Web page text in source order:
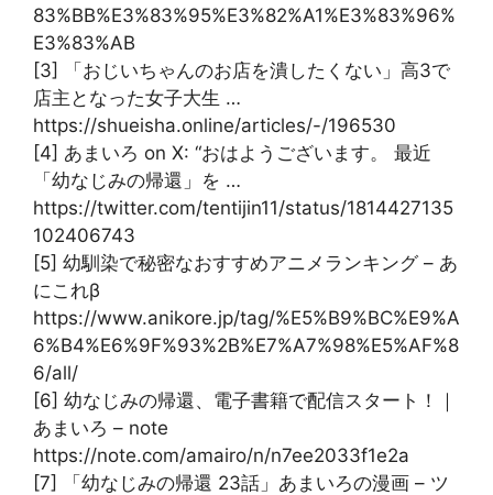
83%BB%E3%83%95%E3%82%A1%E3%83%96%
E3%83%AB
[3] 「おじいちゃんのお店を潰したくない」高3で
店主となった女子大生 …
https://shueisha.online/articles/-/196530
[4] あまいろ on X: “おはようございます。 最近
「幼なじみの帰還」を …
https://twitter.com/tentijin11/status/1814427135
102406743
[5] 幼馴染で秘密なおすすめアニメランキング – あ
にこれβ
https://www.anikore.jp/tag/%E5%B9%BC%E9%A
6%B4%E6%9F%93%2B%E7%A7%98%E5%AF%8
6/all/
[6] 幼なじみの帰還、電子書籍で配信スタート！｜
あまいろ – note
https://note.com/amairo/n/n7ee2033f1e2a
[7] 「幼なじみの帰還 23話」あまいろの漫画 – ツ